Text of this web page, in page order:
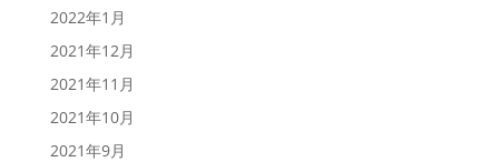
2022年1月
2021年12月
2021年11月
2021年10月
2021年9月